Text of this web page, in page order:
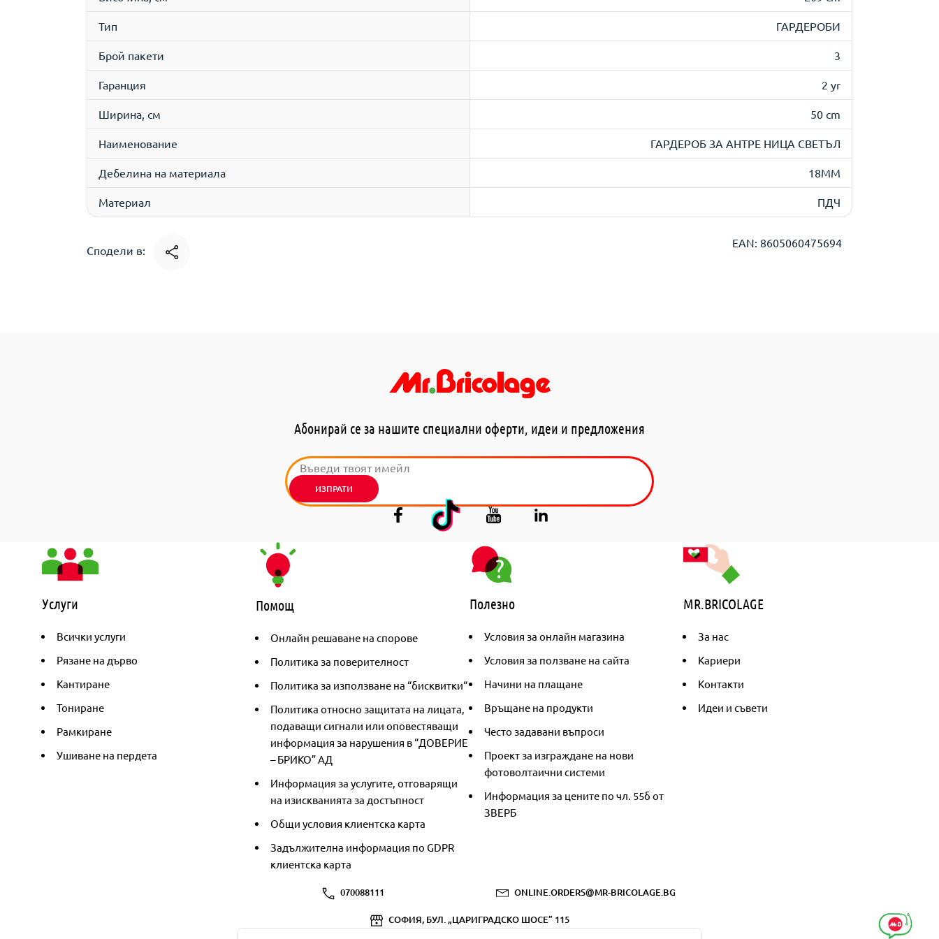
Тип ГАРДЕРОБИ
Брой пакети 3
Гаранция 2 yr
Ширина, см 50 cm
Наименование ГАРДЕРОБ ЗА АНТРЕ НИЦА СВЕТЪЛ
Дебелина на материала 18MM
Материал ПДЧ
Сподели в:
EAN: 8605060475694
Абонирай се за нашите специални оферти, идеи и предложения
ИЗПРАТИ
Услуги
Всички услуги
Рязане на дърво
Кантиране
Тониране
Рамкиране
Ушиване на пердета
Помощ
Онлайн решаване на спорове
Политика за поверителност
Политика за използване на “бисквитки“
Политика относно защитата на лицата,
подаващи сигнали или оповестяващи
информация за нарушения в “ДОВЕРИЕ
– БРИКО” АД
Информация за услугите, отговарящи
на изискванията за достъпност
Общи условия клиентска карта
Задължителна информация по GDPR
клиентска карта
Полезно
Условия за онлайн магазина
Условия за ползване на сайта
Начини на плащане
Връщане на продукти
Често задавани въпроси
Проект за изграждане на нови
фотоволтаични системи
Информация за цените по чл. 55б от
ЗВЕРБ
MR.BRICOLAGE
За нас
Кариери
Контакти
Идеи и съвети
070088111 ONLINE.ORDERS@MR-BRICOLAGE.BG
СОФИЯ, БУЛ. „ЦАРИГРАДСКО ШОСЕ” 115